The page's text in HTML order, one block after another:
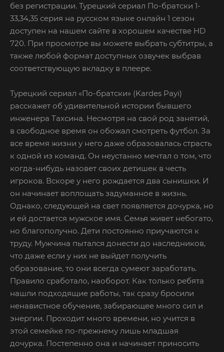
без регистрации. Турецкий сериал По-братски 1-
33,34,35 серия на русском языке онлайн 1 сезон
доступен на нашем сайте в хорошем качестве HD
720. При просмотре вы можете выбрать субтитры, а
также любой формат доступных озвучек выбрав
соответствующую вкладку в плеере.
Турецкий сериал «По-братски» (Kardes Payi)
расскажет об удивительной истории бывшего
инженера Тахсина. Несмотря на свой род занятий,
в свободное время он обожал смотреть футбол. За
все время жизни у него даже образовалась страсть
к одной из команд. Он неустанно мечтал о том, что
когда-нибудь назовет своих детишек в честь
игроков. Вскоре у него рождается два сынишки. И
он начинает воплощать задуманное в жизнь.
Однако, следующей на свет появляется дочурка, но
и ей достается мужское имя. Семья живет небогато,
но благополучно. Дети постоянно приучаются к
труду. Мужчина пытался донести до наследников,
что даже если у них не выйдет получить
образование, то они всегда сумеют заработать.
Правило сработало, наоборот. Как только ребята
нашли подходящие работы, так сразу бросили
ненавистное обучение, забирающее много сил и
энергии. Проходит много времени, но учится в
этой семейке по-прежнему лишь младшая
дочурка. Постепенно она и начинает приносить